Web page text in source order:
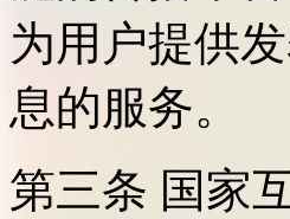
为用户提供
息的服务。
第三条 国家